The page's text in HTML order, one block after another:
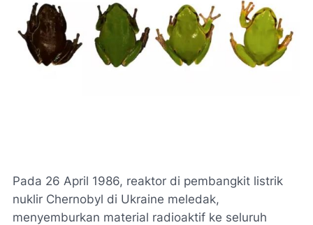
Pada 26 April 1986, reaktor di pembangkit listrik
nuklir Chernobyl di Ukraine meledak,
menyemburkan material radioaktif ke seluruh